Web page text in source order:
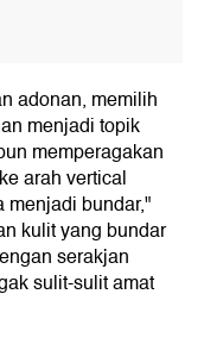
adonan, memilih
menjadi topik
memperagakan
arah vertical
bundar,"
kulit yang bundar
serakjan
sulit-sulit amat